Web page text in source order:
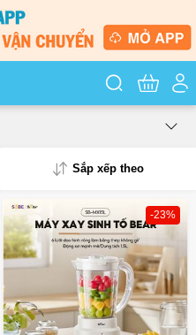
Tìm kiếm
Sắp xếp theo
Phổ biến
Mua nhiều
Mới nhất
-23%